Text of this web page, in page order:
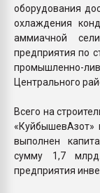
оборудования
охлаждения
аммиачной
предприятия по
промышленно-
Центрального
Всего на
«КуйбышевАзот»
выполнен
сумму 1,7
предприятия